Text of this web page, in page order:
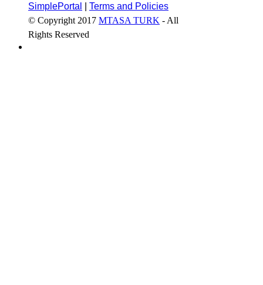
SimplePortal
Terms and Policies
© Copyright 2017 MTASA TURK - All
Rights Reserved